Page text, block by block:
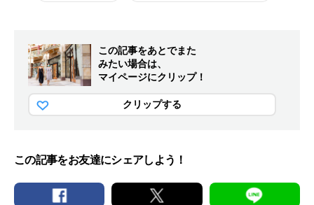
この記事をあとでまた
みたい場合は、
マイページにクリップ！
クリップする
この記事をお友達にシェアしよう！